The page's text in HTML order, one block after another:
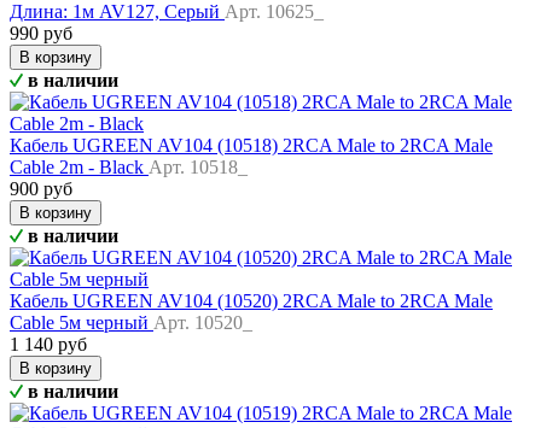
Длина: 1м AV127, Серый Арт. 10625_
990 руб
В корзину
в наличии
Кабель UGREEN AV104 (10518) 2RCA Male to 2RCA Male
Cable 2m - Black Арт. 10518_
900 руб
В корзину
в наличии
Кабель UGREEN AV104 (10520) 2RCA Male to 2RCA Male
Cable 5м черный Арт. 10520_
1 140 руб
В корзину
в наличии